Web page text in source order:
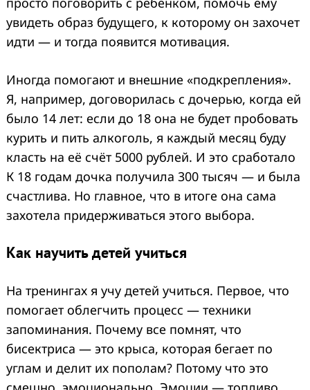
увидеть образ будущего, к которому он захочет
идти — и тогда появится мотивация.
Иногда помогают и внешние «подкрепления».
Я, например, договорилась с дочерью, когда ей
было 14 лет: если до 18 она не будет пробовать
курить и пить алкоголь, я каждый месяц буду
класть на её счёт 5000 рублей. И это сработало
К 18 годам дочка получила 300 тысяч — и была
счастлива. Но главное, что в итоге она сама
захотела придерживаться этого выбора.
Как научить детей учиться
На тренингах я учу детей учиться. Первое, что
помогает облегчить процесс — техники
запоминания. Почему все помнят, что
бисектриса — это крыса, которая бегает по
углам и делит их пополам? Потому что это